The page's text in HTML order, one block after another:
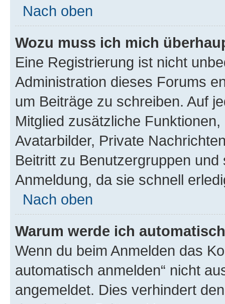
Nach oben
Wozu muss ich mich
Eine Registrierung ist nicht
Administration dieses Forums
um Beiträge zu schreiben. Auf
Mitglied zusätzliche
Avatarbilder, Private
Beitritt zu Benutzergruppen
Anmeldung, da sie schnell
Nach oben
Warum werde ich
Wenn du beim Anmelden das
automatisch anmelden“ nicht
angemeldet. Dies verhindert